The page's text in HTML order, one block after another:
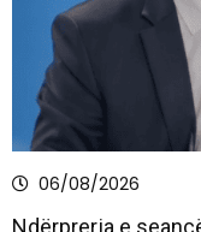
06/08/2026
Ndërprerja e